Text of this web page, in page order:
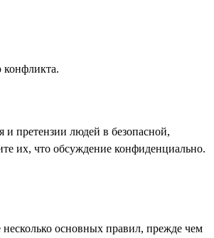
конфликта.
претензии людей в безопасной,
их, что обсуждение конфиденциально.
основных правил, прежде чем